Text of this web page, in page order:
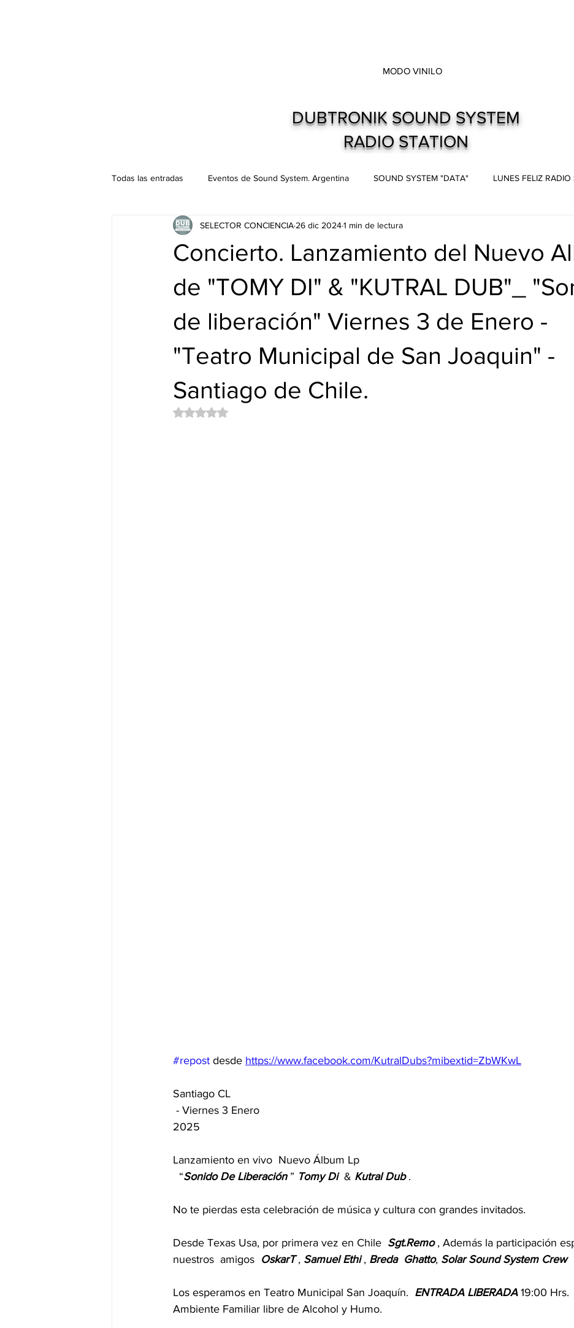
MODO VINILO
DUBTRONIK SOUND SYSTEM
RADIO STATION
Todas las entradas Eventos de Sound System. Argentina SOUND SYSTEM "DATA" LUNES FELIZ RADIO
Podcast. SOUNDMAN Mixtapes Live and direct. Shows. Recitales. "DUB
Concierto. Lanzamiento del Nuevo
de "TOMY DI" & "KUTRAL DUB"_
de liberación" Viernes 3 de Enero -
"Teatro Municipal de San Joaquin" -
Santiago de Chile.
SELECTOR CONCIENCIA 26 dic 20241 min de lectura
Obtuvo NaN de 5 estrellas.
#repost desde https://www.facebook.com/KutralDubs?mibextid=ZbWKwL
Santiago CL
- Viernes 3 Enero
2025
Lanzamiento en vivo  Nuevo Álbum Lp
  “
Sonido De Liberación ” Tomy Di
  &
Kutral Dub .
No te pierdas esta celebración de música y cultura con grandes invitados.
Desde Texas Usa, por primera vez en Chile Sgt.Remo , Además la participación
nuestros  amigos OskarT , Samuel Ethi , Breda Ghatto, Solar Sound System Crew
Los esperamos en Teatro Municipal San Joaquín. ENTRADA LIBERADA 19:00 Hrs.
Ambiente Familiar libre de Alcohol y Humo.